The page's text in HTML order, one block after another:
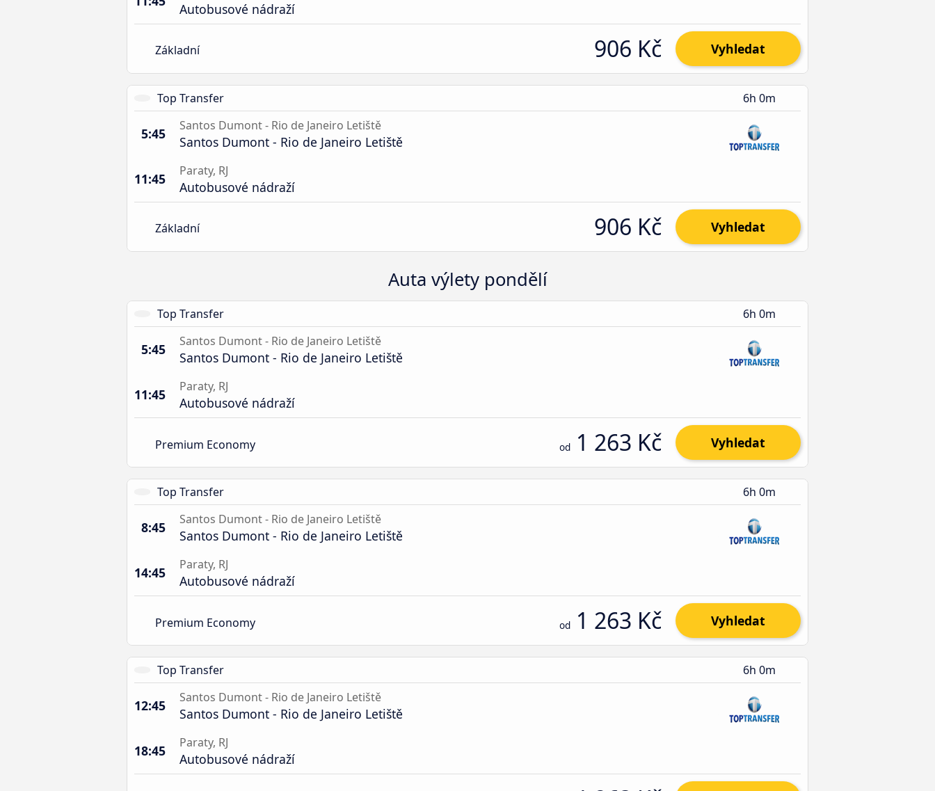
Autobusové nádraží
Základní 906 Kč Vyhledat
Top Transfer 6h 0m
5:45 Santos Dumont - Rio de Janeiro Letiště
Santos Dumont - Rio de Janeiro Letiště
11:45 Paraty, RJ
Autobusové nádraží
Základní 906 Kč Vyhledat
Auta výlety pondělí
Top Transfer 6h 0m
5:45 Santos Dumont - Rio de Janeiro Letiště
Santos Dumont - Rio de Janeiro Letiště
11:45 Paraty, RJ
Autobusové nádraží
Premium Economy od 1 263 Kč Vyhledat
Top Transfer 6h 0m
8:45 Santos Dumont - Rio de Janeiro Letiště
Santos Dumont - Rio de Janeiro Letiště
14:45 Paraty, RJ
Autobusové nádraží
Premium Economy od 1 263 Kč Vyhledat
Top Transfer 6h 0m
12:45 Santos Dumont - Rio de Janeiro Letiště
Santos Dumont - Rio de Janeiro Letiště
18:45 Paraty, RJ
Autobusové nádraží